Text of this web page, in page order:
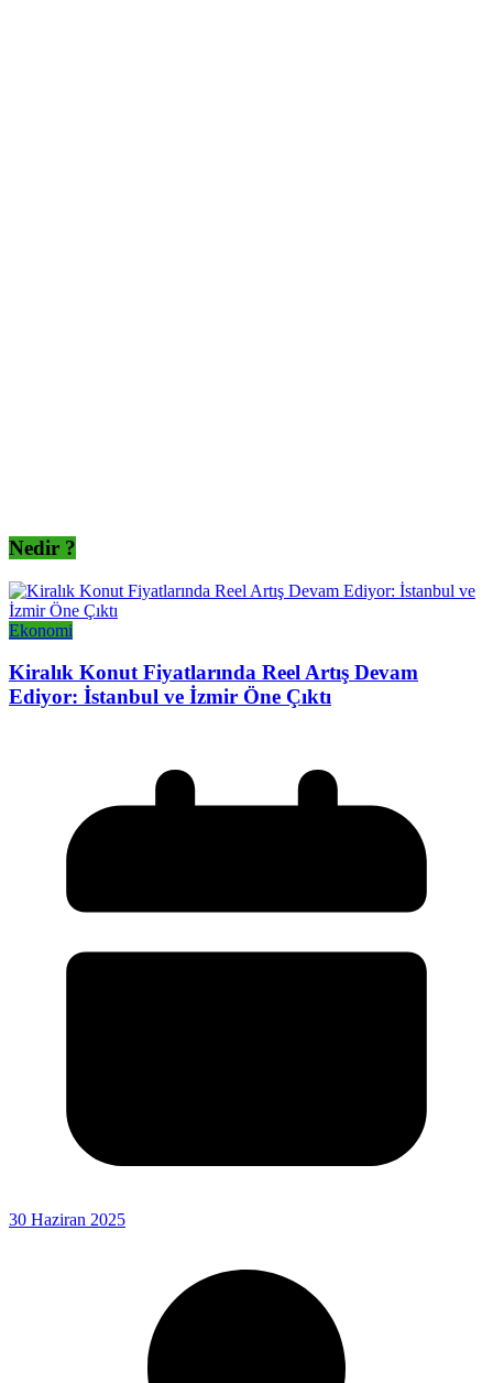
Nedir ?
Ekonomi
Kiralık Konut Fiyatlarında Reel Artış Devam
Ediyor: İstanbul ve İzmir Öne Çıktı
30 Haziran 2025